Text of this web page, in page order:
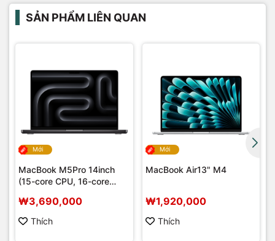
SẢN PHẨM LIÊN QUAN
Mới
MacBook M5Pro 14inch
(15-core CPU, 16-core
₩3,690,000
Thích
Mới
MacBook Air13" M4
₩1,920,000
Thích